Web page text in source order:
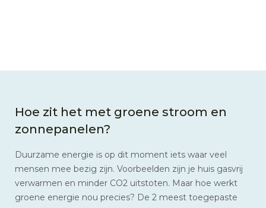
Hoe zit het met groene stroom en
zonnepanelen?
Duurzame energie is op dit moment iets waar veel
mensen mee bezig zijn. Voorbeelden zijn je huis gasvrij
verwarmen en minder CO2 uitstoten. Maar hoe werkt
groene energie nou precies? De 2 meest toegepaste